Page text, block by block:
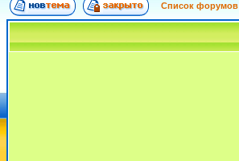
Список форумов